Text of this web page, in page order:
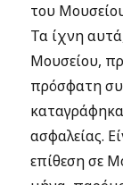
του
Τα ίχνη
Μουσείου,
πρόσφατη
ασφαλείας.
επίθεση σε